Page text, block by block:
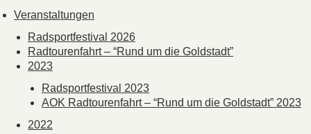
Veranstaltungen
Radsportfestival 2026
Radtourenfahrt – “Rund um die Goldstadt”
2023
Radsportfestival 2023
AOK Radtourenfahrt – “Rund um die Goldstadt” 2023
2022